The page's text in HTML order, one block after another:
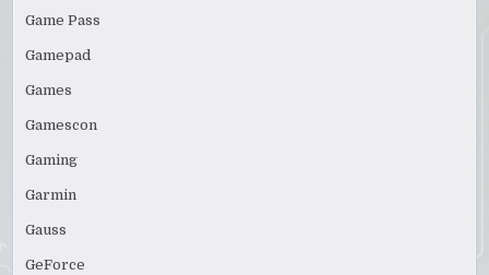
Game Pass
Gamepad
Games
Gamescon
Gaming
Garmin
Gauss
GeForce